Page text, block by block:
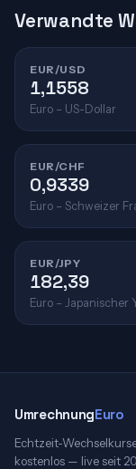
Verwandte
EUR/USD
1,1558
Euro – US-Dollar
EUR/CHF
0,9339
Euro – Schweizer
EUR/JPY
182,39
Euro – Japanischer
UmrechnungEuro
Echtzeit-
kostenlos — live seit